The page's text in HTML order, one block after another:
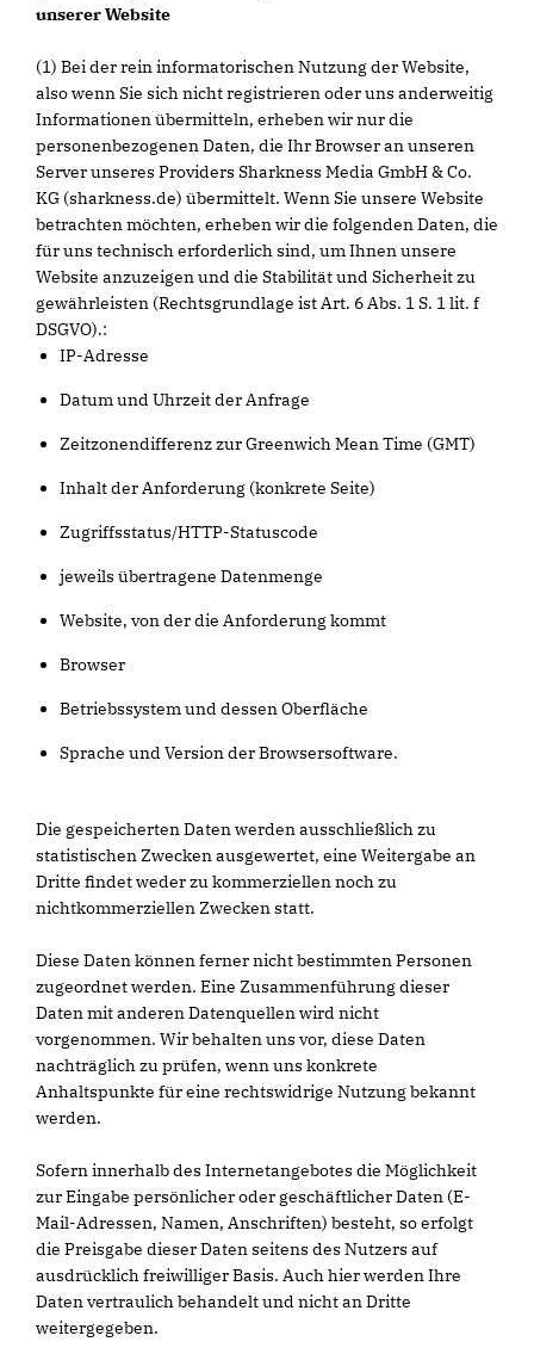
unserer Website
(1) Bei der rein informatorischen Nutzung der Website,
also wenn Sie sich nicht registrieren oder uns anderweitig
Informationen übermitteln, erheben wir nur die
personenbezogenen Daten, die Ihr Browser an unseren
Server unseres Providers Sharkness Media GmbH & Co.
KG (sharkness.de) übermittelt. Wenn Sie unsere Website
betrachten möchten, erheben wir die folgenden Daten, die
für uns technisch erforderlich sind, um Ihnen unsere
Website anzuzeigen und die Stabilität und Sicherheit zu
gewährleisten (Rechtsgrundlage ist Art. 6 Abs. 1 S. 1 lit. f
DSGVO).:
IP-Adresse
Datum und Uhrzeit der Anfrage
Zeitzonendifferenz zur Greenwich Mean Time (GMT)
Inhalt der Anforderung (konkrete Seite)
Zugriffsstatus/HTTP-Statuscode
jeweils übertragene Datenmenge
Website, von der die Anforderung kommt
Browser
Betriebssystem und dessen Oberfläche
Sprache und Version der Browsersoftware.
Die gespeicherten Daten werden ausschließlich zu
statistischen Zwecken ausgewertet, eine Weitergabe an
Dritte findet weder zu kommerziellen noch zu
nichtkommerziellen Zwecken statt.
Diese Daten können ferner nicht bestimmten Personen
zugeordnet werden. Eine Zusammenführung dieser
Daten mit anderen Datenquellen wird nicht
vorgenommen. Wir behalten uns vor, diese Daten
nachträglich zu prüfen, wenn uns konkrete
Anhaltspunkte für eine rechtswidrige Nutzung bekannt
werden.
Sofern innerhalb des Internetangebotes die Möglichkeit
zur Eingabe persönlicher oder geschäftlicher Daten (E-
Mail-Adressen, Namen, Anschriften) besteht, so erfolgt
die Preisgabe dieser Daten seitens des Nutzers auf
ausdrücklich freiwilliger Basis. Auch hier werden Ihre
Daten vertraulich behandelt und nicht an Dritte
weitergegeben.